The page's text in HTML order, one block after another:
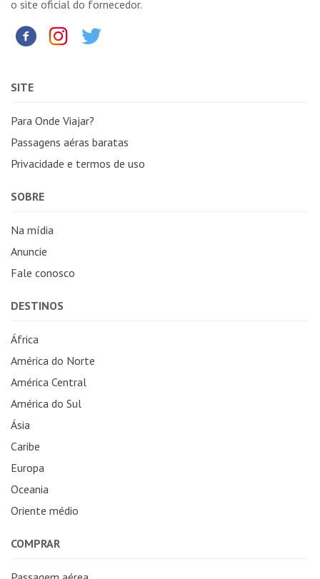
o site oficial do fornecedor.
SITE
Para Onde Viajar?
Passagens aéras baratas
Privacidade e termos de uso
SOBRE
Na mídia
Anuncie
Fale conosco
DESTINOS
África
América do Norte
América Central
América do Sul
Ásia
Caribe
Europa
Oceania
Oriente médio
COMPRAR